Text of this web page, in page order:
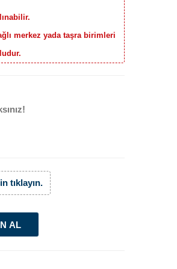
merkez yada taşra birimleri
tıklayın.
AL